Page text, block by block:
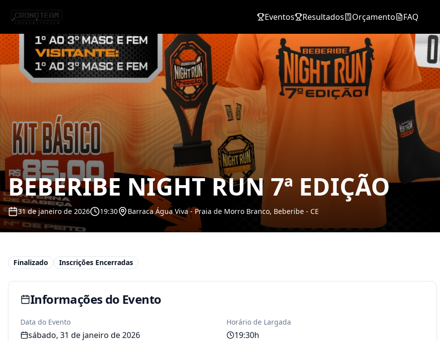
Eventos Resultados Orçamento FAQ
BEBERIBE NIGHT RUN 7ª EDIÇÃO
31 de janeiro de 2026 19:30 Barraca Água Viva - Praia de Morro Branco, Beberibe - CE
Finalizado Inscrições Encerradas
Informações do Evento
Data do Evento
sábado, 31 de janeiro de 2026
Horário de Largada
19:30h